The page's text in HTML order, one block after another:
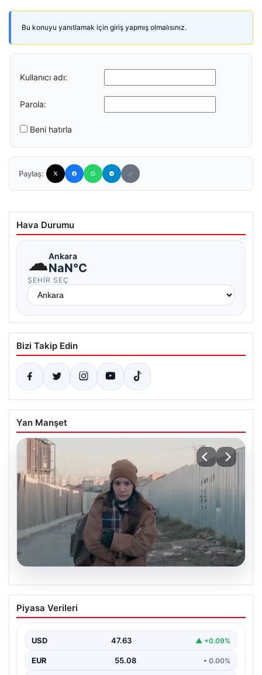
Bu konuyu yanıtlamak için giriş yapmış olmalısınız.
Kullanıcı adı:
Parola:
Beni hatırla
Paylaş:
Hava Durumu
☁Ankara
NaN°C
ŞEHIR SEÇ
Bizi Takip Edin
Yan Manşet
05.08.2026
Türk Sinemasında Farklı Bir İmza:
Ceylan Özgün Özçelik’in Unutulmaz
Türk sinemasında kendine özgü ve etkileyici bir anlatım
Piyasa Verileri
USD 47.63 ▲ +0.09%
EUR 55.08 • 0.00%